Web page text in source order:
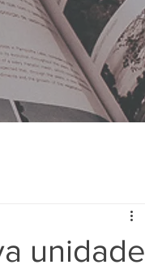
unidade